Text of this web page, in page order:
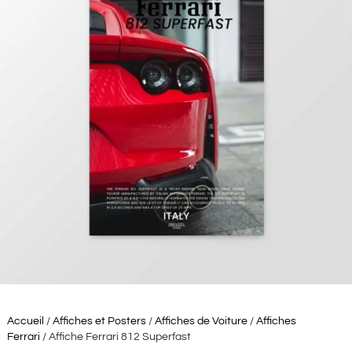
Accueil / Affiches et Posters/ Affiches de Voiture/ Affiches
Ferrari / Affiche Ferrari 812 Superfast